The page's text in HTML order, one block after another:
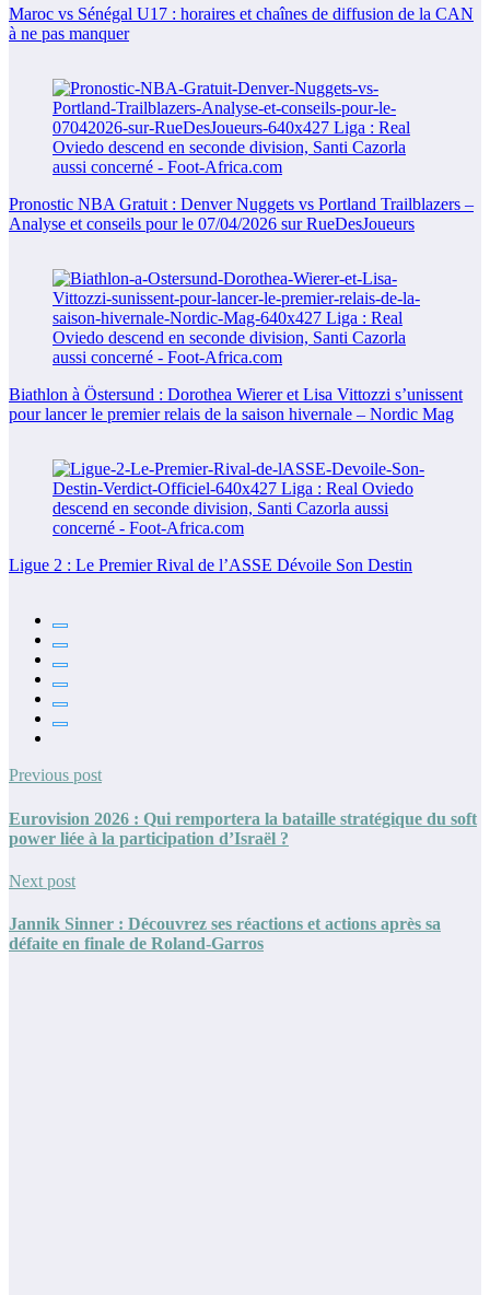
Maroc vs Sénégal U17 : horaires et chaînes de diffusion de la CAN
à ne pas manquer
Pronostic NBA Gratuit : Denver Nuggets vs Portland Trailblazers –
Analyse et conseils pour le 07/04/2026 sur RueDesJoueurs
Biathlon à Östersund : Dorothea Wierer et Lisa Vittozzi s’unissent
pour lancer le premier relais de la saison hivernale – Nordic Mag
Ligue 2 : Le Premier Rival de l’ASSE Dévoile Son Destin
Previous post
Eurovision 2026 : Qui remportera la bataille stratégique du soft
power liée à la participation d’Israël ?
Next post
Jannik Sinner : Découvrez ses réactions et actions après sa
défaite en finale de Roland-Garros